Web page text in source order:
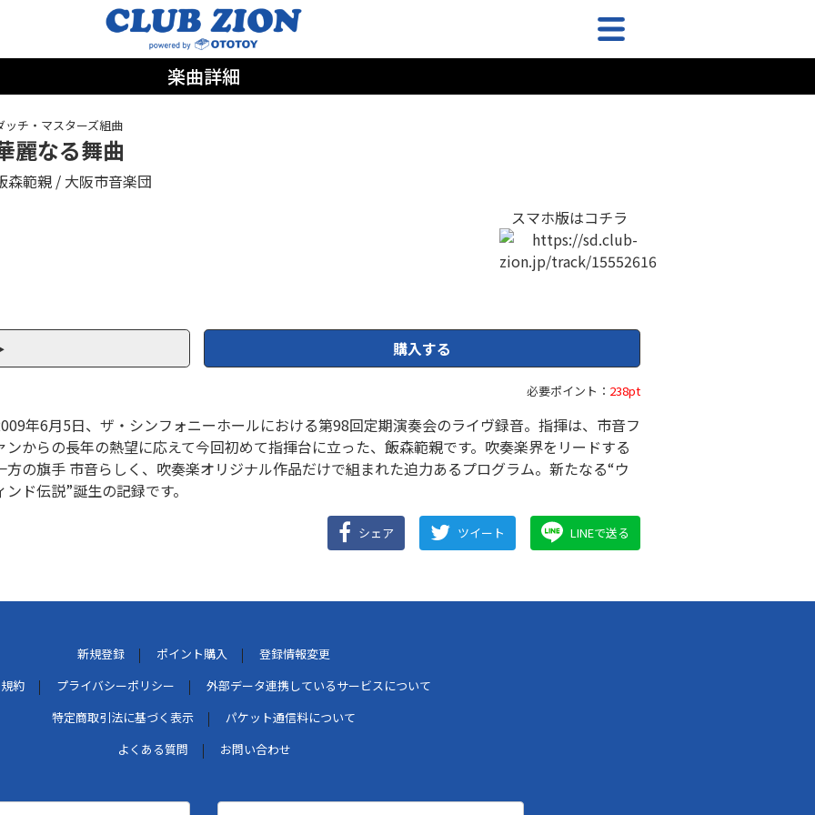
楽曲詳細
ッチ・マスターズ組曲
麗なる舞曲
森範親
大阪市音楽団
スマホ版はコチラ
購入する
必要ポイント： 238pt
年6月5日、ザ・シンフォニーホールにおける第98回定期演奏会のライヴ録音。指揮は、市音フ
ンからの長年の熱望に応えて今回初めて指揮台に立った、飯森範親です。吹奏楽界をリードする
方の旗手 市音らしく、吹奏楽オリジナル作品だけで組まれた迫力あるプログラム。新たなる“ウ
ンド伝説”誕生の記録です。
シェア ツイート LINEで送る
新規登録 ポイント購入
登録情報変更
約
プライバシーポリシー
外部データ連携しているサービスについて
特定商取引法に基づく表示
パケット通信料について
よくある質問
お問い合わせ